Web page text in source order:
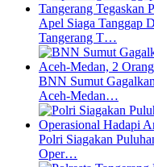
Apel Siaga Tanggap
Tangerang T…
BNN Sumut
Aceh-Medan…
Polri Siagakan
Oper…